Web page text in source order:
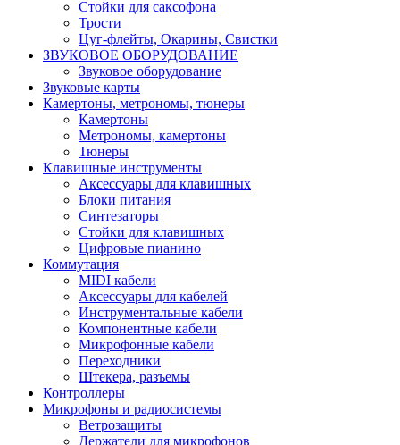
Стойки для саксофона
Трости
Цуг-флейты, Окарины, Свистки
ЗВУКОВОЕ ОБОРУДОВАНИЕ
Звуковое оборудование
Звуковые карты
Камертоны, метрономы, тюнеры
Камертоны
Метрономы, камертоны
Тюнеры
Клавишные инструменты
Аксессуары для клавишных
Блоки питания
Синтезаторы
Стойки для клавишных
Цифровые пианино
Коммутация
MIDI кабели
Аксессуары для кабелей
Инструментальные кабели
Компонентные кабели
Микрофонные кабели
Переходники
Штекера, разъемы
Контроллеры
Микрофоны и радиосистемы
Ветрозащиты
Держатели для микрофонов